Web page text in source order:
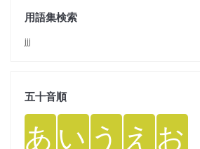
用語集検索
jjj
五十音順
あ い う え お